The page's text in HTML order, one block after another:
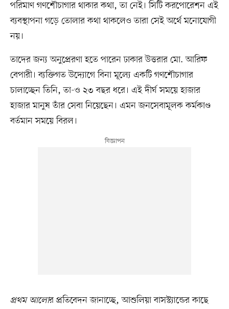
পরিমাণ গণশৌচাগার থাকার কথা, তা নেই। সিটি করপোরেশন এই
ব্যবস্থাপনা গড়ে তোলার কথা থাকলেও তারা সেই অর্থে মনোযোগী
নয়।
তাদের জন্য অনুপ্রেরণা হতে পারেন ঢাকার উত্তরার মো. আরিফ
বেপারী। ব্যক্তিগত উদ্যোগে বিনা মূল্যে একটি গণশৌচাগার
চালাচ্ছেন তিনি, তা-ও ২৩ বছর ধরে। এই দীর্ঘ সময়ে হাজার
হাজার মানুষ তাঁর সেবা নিয়েছেন। এমন জনসেবামূলক কর্মকাণ্ড
বর্তমান সময়ে বিরল।
প্রথম আলোর প্রতিবেদন জানাচ্ছে, আশুলিয়া বাসস্ট্যান্ডের কাছে